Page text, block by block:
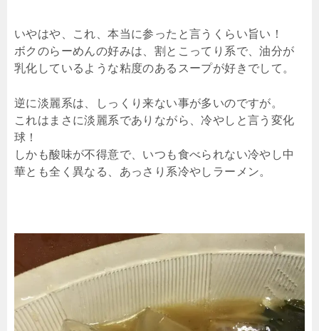
いやはや、これ、本当に参ったと言うくらい旨い！
ボクのらーめんの好みは、割とこってり系で、油分が
乳化しているような粘度のあるスープが好きでして。
逆に淡麗系は、しっくり来ない事が多いのですが。
これはまさに淡麗系でありながら、冷やしと言う変化
球！
しかも酸味が不得意で、いつも食べられない冷やし中
華とも全く異なる、あっさり系冷やしラーメン。